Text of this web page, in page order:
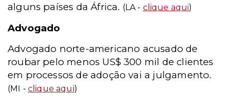
alguns países da África. (LA - clique aqui)
Advogado
Advogado norte-americano acusado de
roubar pelo menos US$ 300 mil de clientes
em processos de adoção vai a julgamento.
(MI - clique aqui)